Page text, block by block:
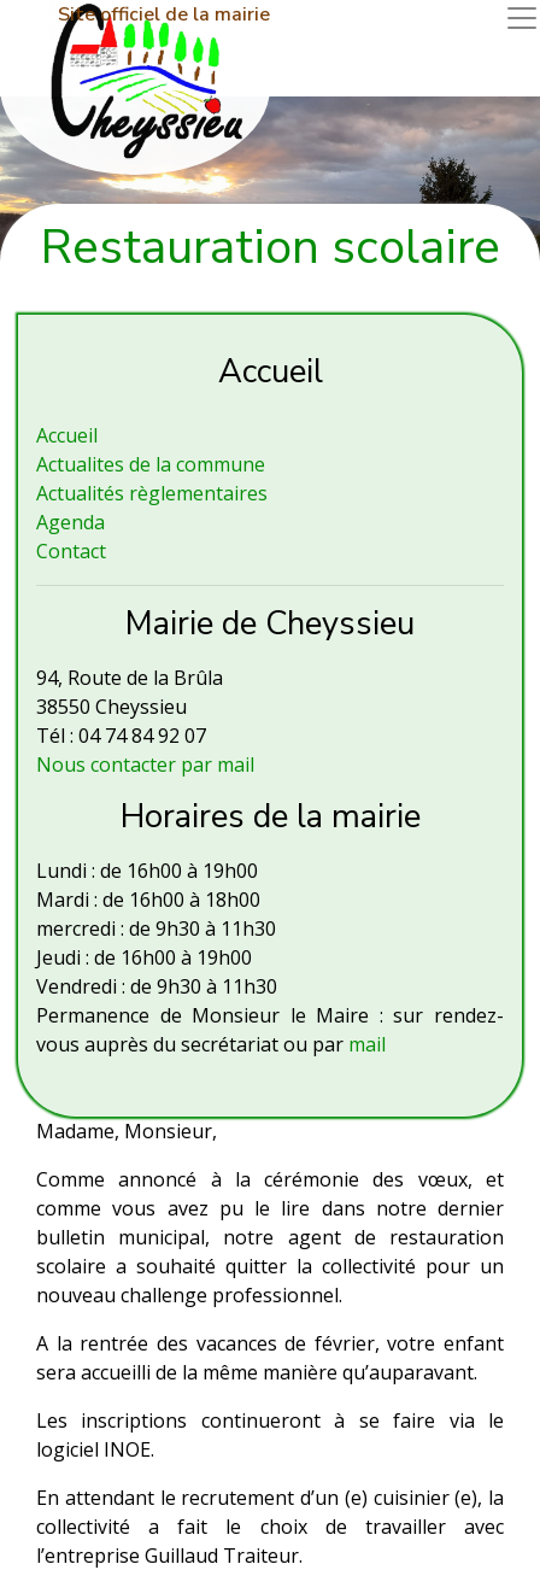
Site officiel de la mairie
Restauration scolaire
Accueil
Accueil
Actualites de la commune
Actualités règlementaires
Agenda
Contact
Mairie de Cheyssieu
94, Route de la Brûla
38550 Cheyssieu
Tél : 04 74 84 92 07
Nous contacter par mail
Horaires de la mairie
Lundi : de 16h00 à 19h00
Mardi : de 16h00 à 18h00
mercredi : de 9h30 à 11h30
Jeudi : de 16h00 à 19h00
Vendredi : de 9h30 à 11h30
Permanence de Monsieur le Maire : sur rendez-
vous auprès du secrétariat ou par mail
Madame, Monsieur,
Comme annoncé à la cérémonie des vœux, et
comme vous avez pu le lire dans notre dernier
bulletin municipal, notre agent de restauration
scolaire a souhaité quitter la collectivité pour un
nouveau challenge professionnel.
A la rentrée des vacances de février, votre enfant
sera accueilli de la même manière qu’auparavant.
Les inscriptions continueront à se faire via le
logiciel INOE.
En attendant le recrutement d’un (e) cuisinier (e), la
collectivité a fait le choix de travailler avec
l’entreprise Guillaud Traiteur.